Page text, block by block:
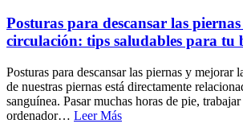
Arañas vasculares
Tratamiento de arrugas de colágeno
Posturas para descansar las
circulación: tips saludables para tu
Posturas para descansar las piernas y mejorar
de nuestras piernas está directamente
sanguínea. Pasar muchas horas de pie,
ordenador… Leer Más